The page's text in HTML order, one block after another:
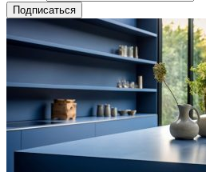
Подписаться